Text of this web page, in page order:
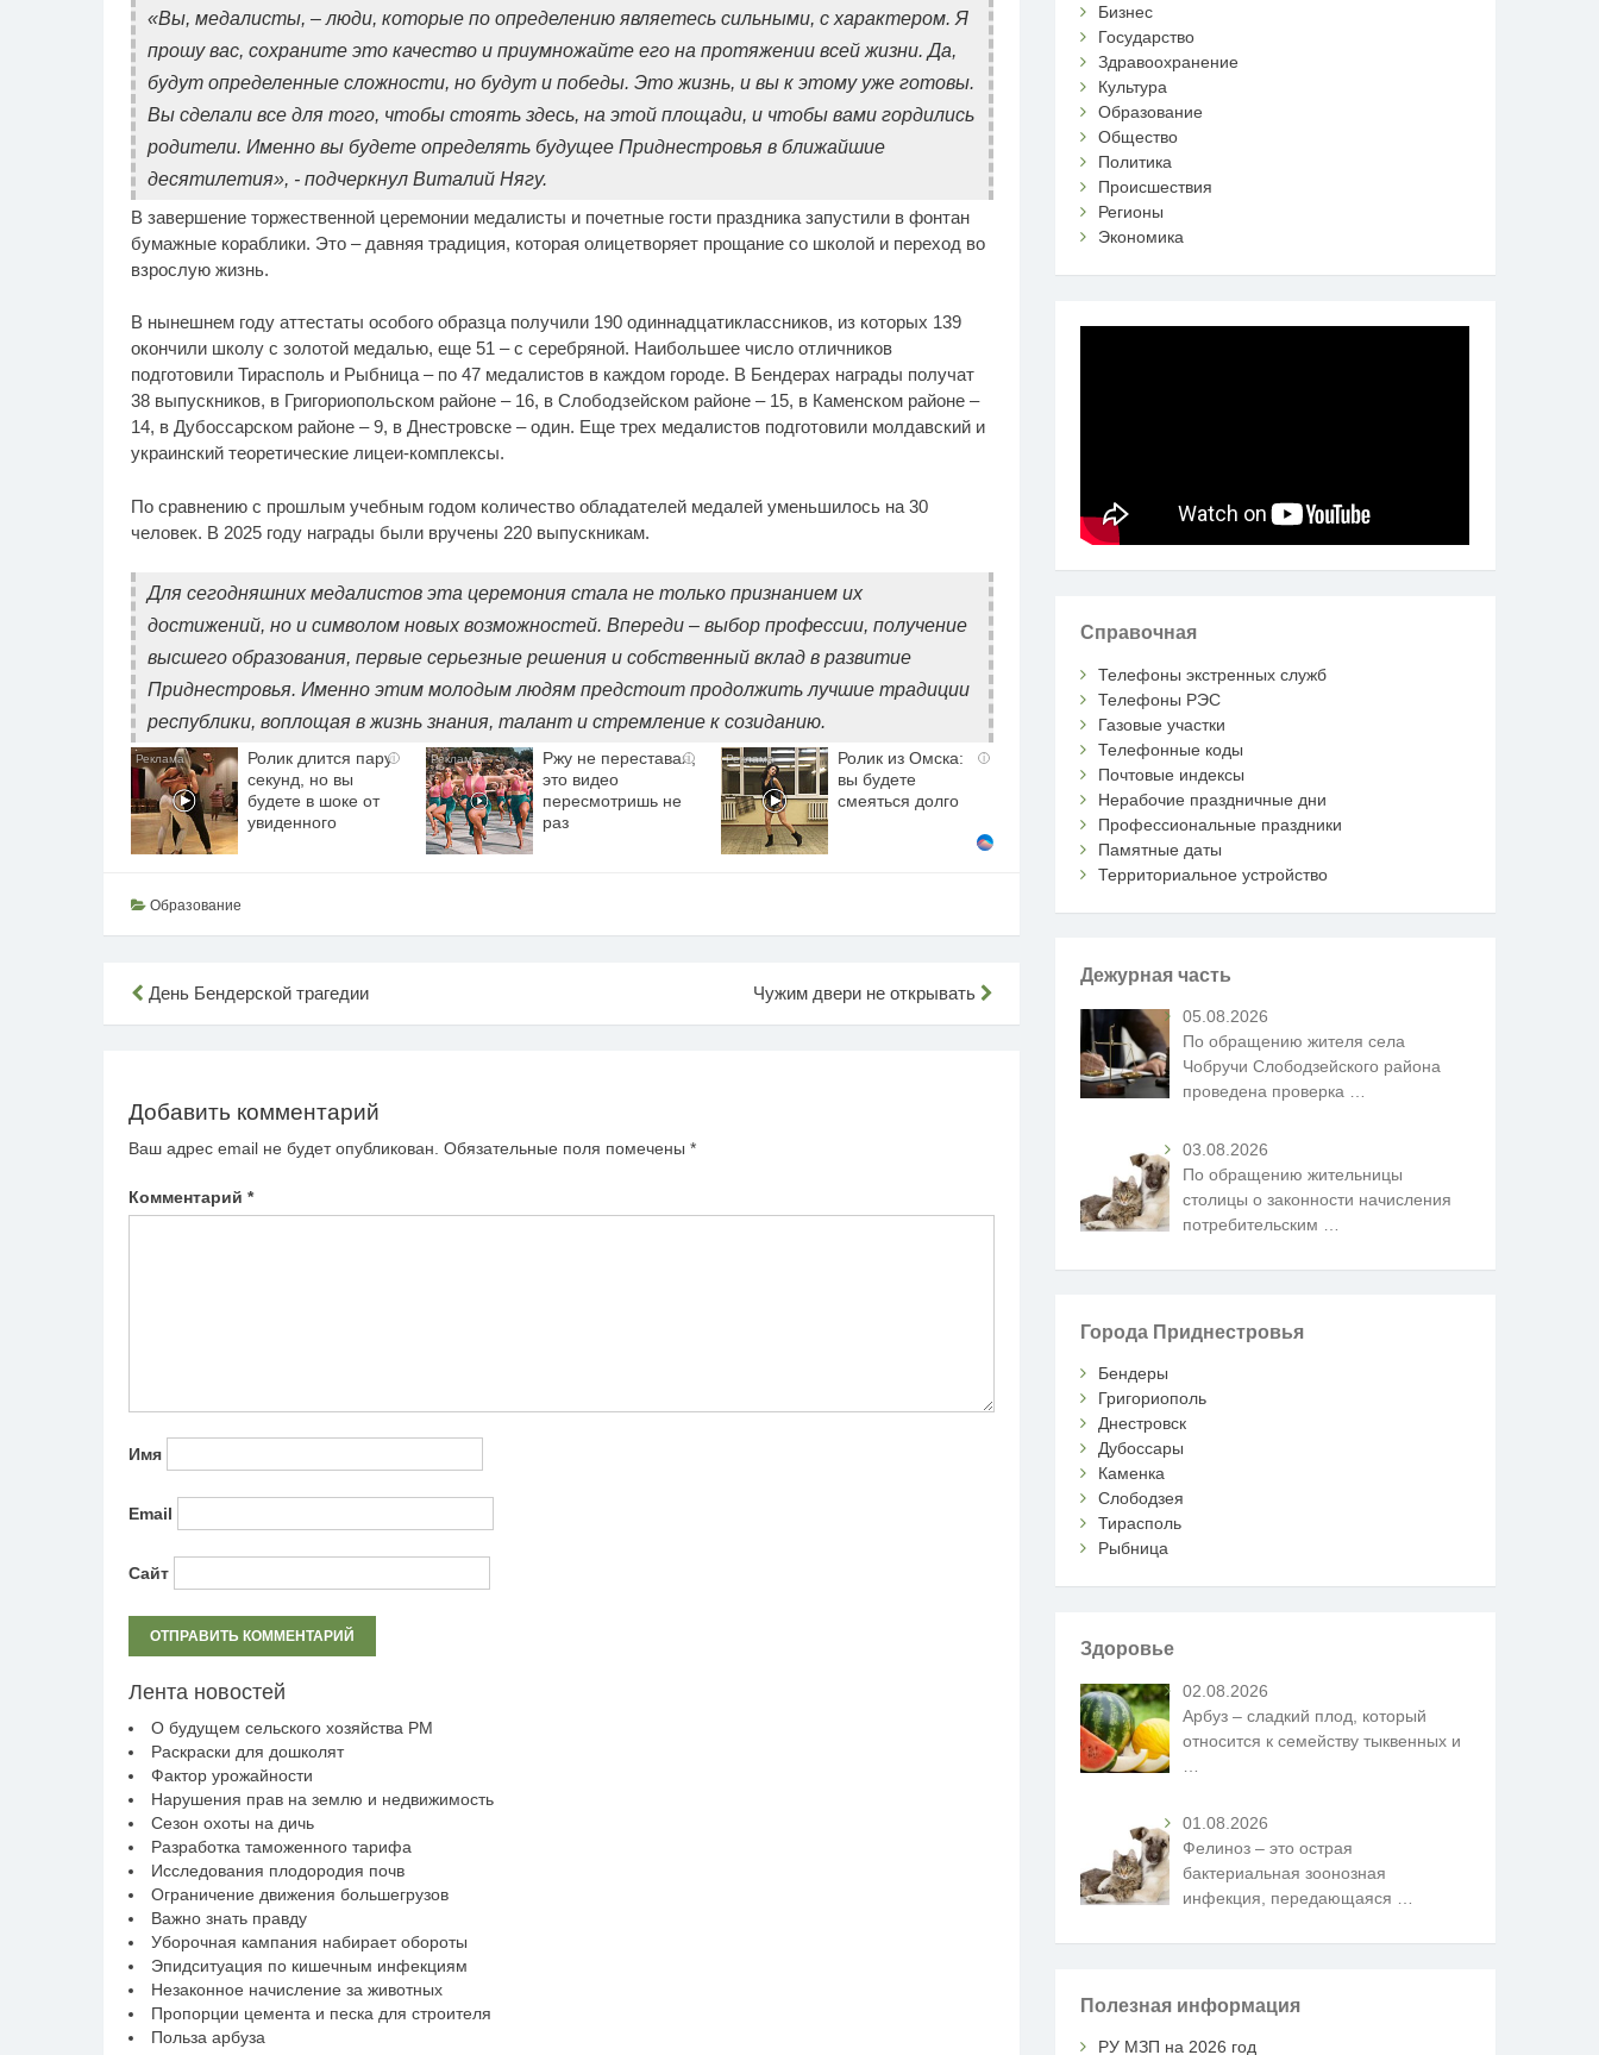
«Вы, медалисты, – люди, которые по определению являетесь сильными, с характером. Я
прошу вас, сохраните это качество и приумножайте его на протяжении всей жизни. Да,
будут определенные сложности, но будут и победы. Это жизнь, и вы к этому уже готовы.
Вы сделали все для того, чтобы стоять здесь, на этой площади, и чтобы вами гордились
родители. Именно вы будете определять будущее Приднестровья в ближайшие
десятилетия», - подчеркнул Виталий Нягу.
В завершение торжественной церемонии медалисты и почетные гости праздника запустили в фонтан
бумажные кораблики. Это – давняя традиция, которая олицетворяет прощание со школой и переход во
взрослую жизнь.
В нынешнем году аттестаты особого образца получили 190 одиннадцатиклассников, из которых 139
окончили школу с золотой медалью, еще 51 – с серебряной. Наибольшее число отличников
подготовили Тирасполь и Рыбница – по 47 медалистов в каждом городе. В Бендерах награды получат
38 выпускников, в Григориопольском районе – 16, в Слободзейском районе – 15, в Каменском районе –
14, в Дубоссарском районе – 9, в Днестровске – один. Еще трех медалистов подготовили молдавский и
украинский теоретические лицеи-комплексы.
По сравнению с прошлым учебным годом количество обладателей медалей уменьшилось на 30
человек. В 2025 году награды были вручены 220 выпускникам.
Для сегодняшних медалистов эта церемония стала не только признанием их
достижений, но и символом новых возможностей. Впереди – выбор профессии, получение
высшего образования, первые серьезные решения и собственный вклад в развитие
Приднестровья. Именно этим молодым людям предстоит продолжить лучшие традиции
республики, воплощая в жизнь знания, талант и стремление к созиданию.
i
Ролик длится пару
секунд, но вы
будете в шоке от
увиденного
i
Ржу не переставая,
это видео
пересмотришь не
раз
i
Ролик из Омска:
вы будете
смеяться долго
Образование
Навигация
по
День Бендерской трагедии Чужим двери не открывать
Добавить комментарий
Ваш адрес email не будет опубликован. Обязательные поля помечены *
Комментарий *
Имя
Email
Сайт
Лента новостей
О будущем сельского хозяйства РМ
Раскраски для дошколят
Фактор урожайности
Нарушения прав на землю и недвижимость
Сезон охоты на дичь
Разработка таможенного тарифа
Исследования плодородия почв
Ограничение движения большегрузов
Важно знать правду
Уборочная кампания набирает обороты
Эпидситуация по кишечным инфекциям
Незаконное начисление за животных
Пропорции цемента и песка для строителя
Польза арбуза
Бизнес
Государство
Здравоохранение
Культура
Образование
Общество
Политика
Происшествия
Регионы
Экономика
Справочная
Телефоны экстренных служб
Телефоны РЭС
Газовые участки
Телефонные коды
Почтовые индексы
Нерабочие праздничные дни
Профессиональные праздники
Памятные даты
Территориальное устройство
Дежурная часть
05.08.2026
По обращению жителя села
Чобручи Слободзейского района
проведена проверка …
03.08.2026
По обращению жительницы
столицы о законности начисления
потребительским
Города Приднестровья
Бендеры
Григориополь
Днестровск
Дубоссары
Каменка
Слободзея
Тирасполь
Рыбница
Здоровье
02.08.2026
Арбуз – сладкий плод, который
относится к семейству тыквенных и
01.08.2026
Фелиноз – это острая
бактериальная зоонозная
инфекция, передающаяся
Полезная информация
РУ МЗП на 2026 год